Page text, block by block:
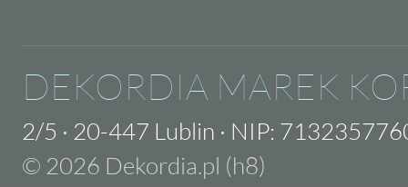
DEKORDIA MAREK
2/5 · 20-447 Lublin · NIP:
© 2026 Dekordia.pl (h8)